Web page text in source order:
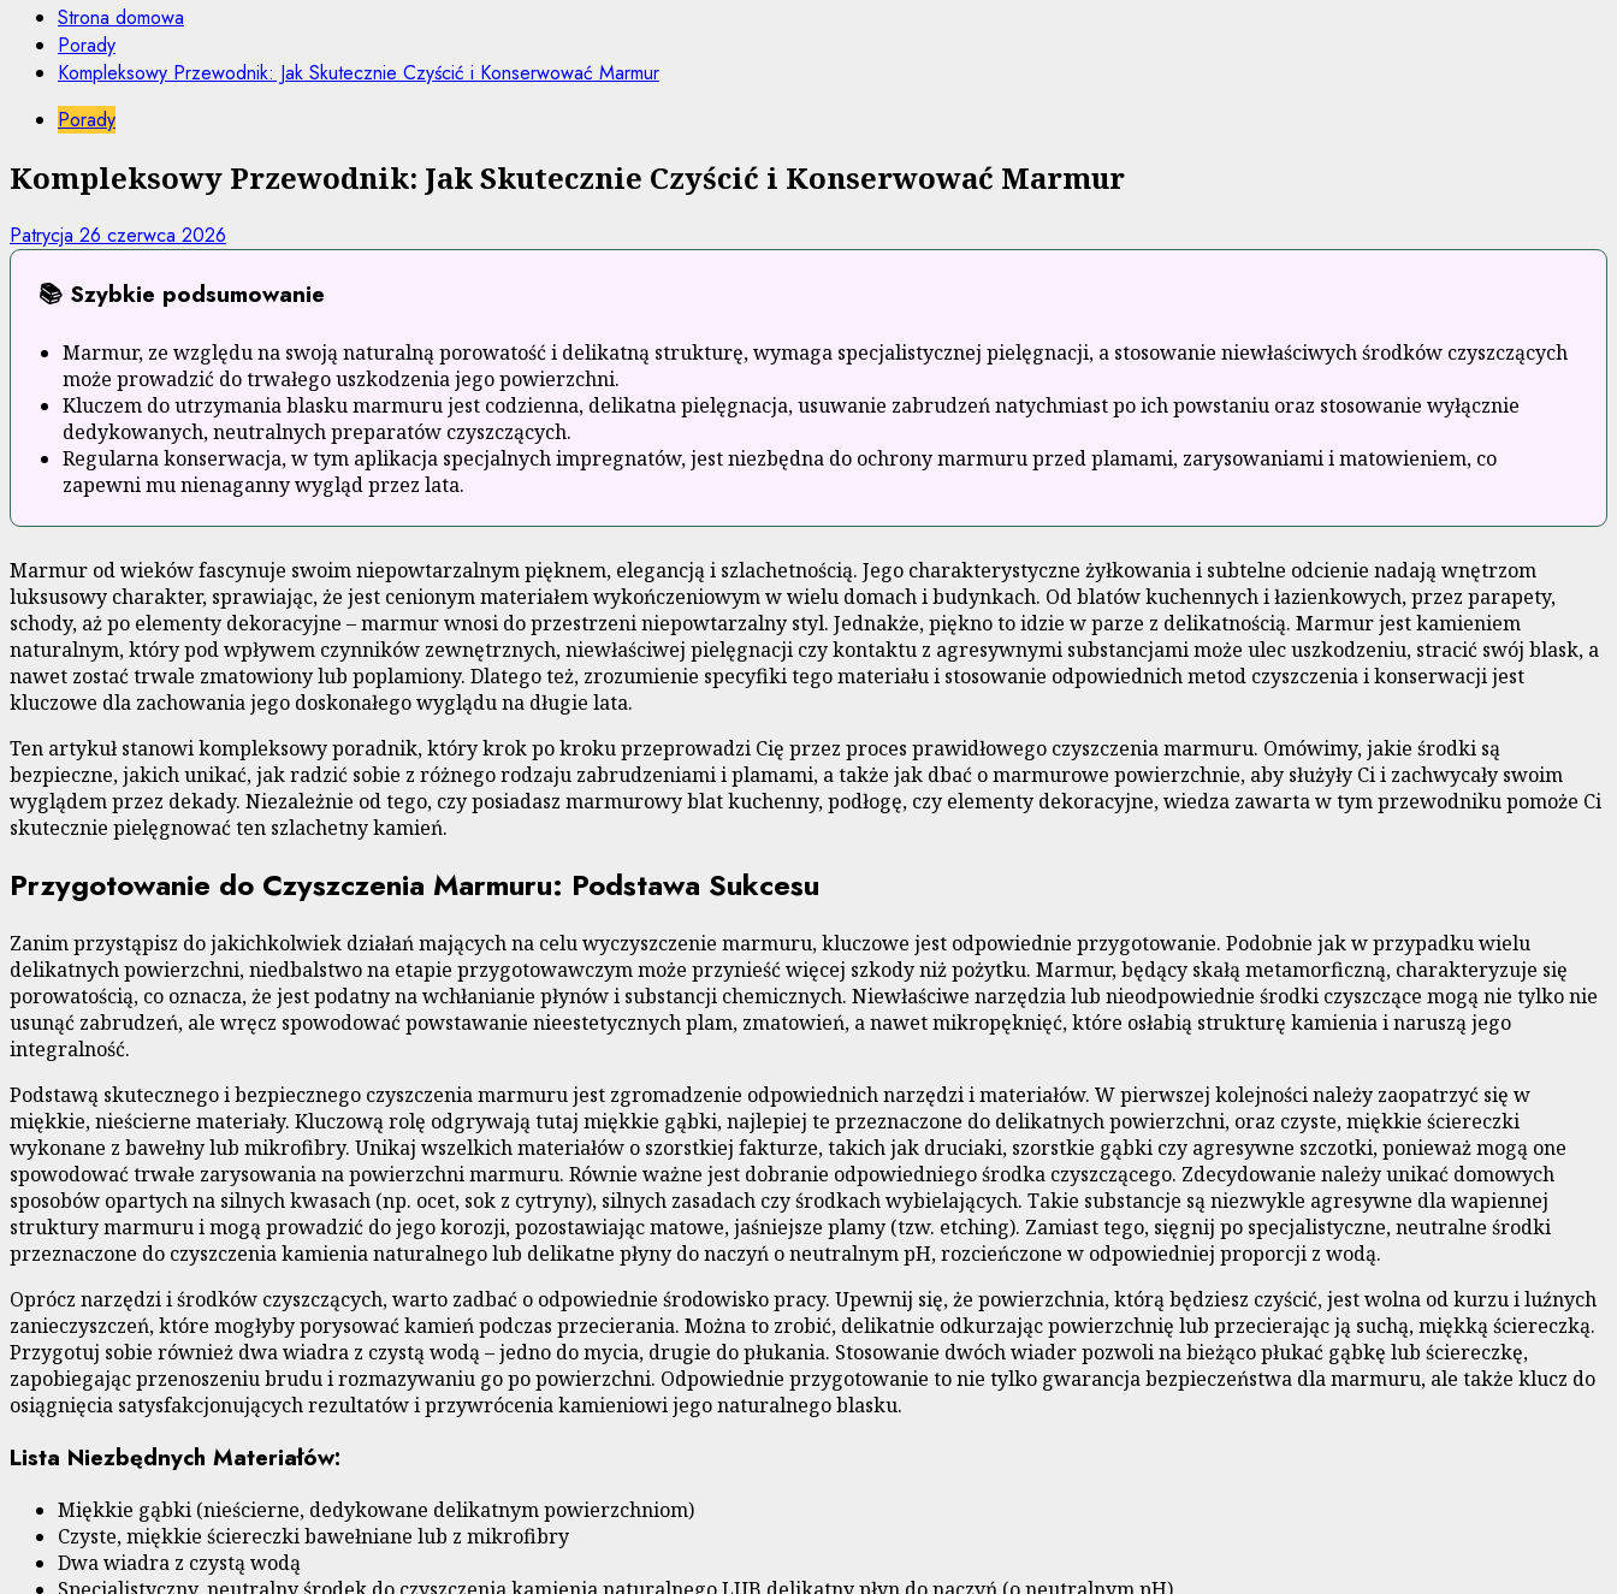
Strona domowa
Porady
Kompleksowy Przewodnik: Jak Skutecznie Czyścić i Konserwować Marmur
Porady
Kompleksowy Przewodnik: Jak Skutecznie Czyścić i Konserwować Marmur
Patrycja 26 czerwca 2026
📚 Szybkie podsumowanie
Marmur, ze względu na swoją naturalną porowatość i delikatną strukturę, wymaga specjalistycznej pielęgnacji, a stosowanie niewłaściwych środków czyszczących
może prowadzić do trwałego uszkodzenia jego powierzchni.
Kluczem do utrzymania blasku marmuru jest codzienna, delikatna pielęgnacja, usuwanie zabrudzeń natychmiast po ich powstaniu oraz stosowanie wyłącznie
dedykowanych, neutralnych preparatów czyszczących.
Regularna konserwacja, w tym aplikacja specjalnych impregnatów, jest niezbędna do ochrony marmuru przed plamami, zarysowaniami i matowieniem, co
zapewni mu nienaganny wygląd przez lata.
Marmur od wieków fascynuje swoim niepowtarzalnym pięknem, elegancją i szlachetnością. Jego charakterystyczne żyłkowania i subtelne odcienie nadają wnętrzom
luksusowy charakter, sprawiając, że jest cenionym materiałem wykończeniowym w wielu domach i budynkach. Od blatów kuchennych i łazienkowych, przez parapety,
schody, aż po elementy dekoracyjne – marmur wnosi do przestrzeni niepowtarzalny styl. Jednakże, piękno to idzie w parze z delikatnością. Marmur jest kamieniem
naturalnym, który pod wpływem czynników zewnętrznych, niewłaściwej pielęgnacji czy kontaktu z agresywnymi substancjami może ulec uszkodzeniu, stracić swój blask, a
nawet zostać trwale zmatowiony lub poplamiony. Dlatego też, zrozumienie specyfiki tego materiału i stosowanie odpowiednich metod czyszczenia i konserwacji jest
kluczowe dla zachowania jego doskonałego wyglądu na długie lata.
Ten artykuł stanowi kompleksowy poradnik, który krok po kroku przeprowadzi Cię przez proces prawidłowego czyszczenia marmuru. Omówimy, jakie środki są
bezpieczne, jakich unikać, jak radzić sobie z różnego rodzaju zabrudzeniami i plamami, a także jak dbać o marmurowe powierzchnie, aby służyły Ci i zachwycały swoim
wyglądem przez dekady. Niezależnie od tego, czy posiadasz marmurowy blat kuchenny, podłogę, czy elementy dekoracyjne, wiedza zawarta w tym przewodniku pomoże Ci
skutecznie pielęgnować ten szlachetny kamień.
Przygotowanie do Czyszczenia Marmuru: Podstawa Sukcesu
Zanim przystąpisz do jakichkolwiek działań mających na celu wyczyszczenie marmuru, kluczowe jest odpowiednie przygotowanie. Podobnie jak w przypadku wielu
delikatnych powierzchni, niedbalstwo na etapie przygotowawczym może przynieść więcej szkody niż pożytku. Marmur, będący skałą metamorficzną, charakteryzuje się
porowatością, co oznacza, że jest podatny na wchłanianie płynów i substancji chemicznych. Niewłaściwe narzędzia lub nieodpowiednie środki czyszczące mogą nie tylko nie
usunąć zabrudzeń, ale wręcz spowodować powstawanie nieestetycznych plam, zmatowień, a nawet mikropęknięć, które osłabią strukturę kamienia i naruszą jego
integralność.
Podstawą skutecznego i bezpiecznego czyszczenia marmuru jest zgromadzenie odpowiednich narzędzi i materiałów. W pierwszej kolejności należy zaopatrzyć się w
miękkie, nieścierne materiały. Kluczową rolę odgrywają tutaj miękkie gąbki, najlepiej te przeznaczone do delikatnych powierzchni, oraz czyste, miękkie ściereczki
wykonane z bawełny lub mikrofibry. Unikaj wszelkich materiałów o szorstkiej fakturze, takich jak druciaki, szorstkie gąbki czy agresywne szczotki, ponieważ mogą one
spowodować trwałe zarysowania na powierzchni marmuru. Równie ważne jest dobranie odpowiedniego środka czyszczącego. Zdecydowanie należy unikać domowych
sposobów opartych na silnych kwasach (np. ocet, sok z cytryny), silnych zasadach czy środkach wybielających. Takie substancje są niezwykle agresywne dla wapiennej
struktury marmuru i mogą prowadzić do jego korozji, pozostawiając matowe, jaśniejsze plamy (tzw. etching). Zamiast tego, sięgnij po specjalistyczne, neutralne środki
przeznaczone do czyszczenia kamienia naturalnego lub delikatne płyny do naczyń o neutralnym pH, rozcieńczone w odpowiedniej proporcji z wodą.
Oprócz narzędzi i środków czyszczących, warto zadbać o odpowiednie środowisko pracy. Upewnij się, że powierzchnia, którą będziesz czyścić, jest wolna od kurzu i luźnych
zanieczyszczeń, które mogłyby porysować kamień podczas przecierania. Można to zrobić, delikatnie odkurzając powierzchnię lub przecierając ją suchą, miękką ściereczką.
Przygotuj sobie również dwa wiadra z czystą wodą – jedno do mycia, drugie do płukania. Stosowanie dwóch wiader pozwoli na bieżąco płukać gąbkę lub ściereczkę,
zapobiegając przenoszeniu brudu i rozmazywaniu go po powierzchni. Odpowiednie przygotowanie to nie tylko gwarancja bezpieczeństwa dla marmuru, ale także klucz do
osiągnięcia satysfakcjonujących rezultatów i przywrócenia kamieniowi jego naturalnego blasku.
Lista Niezbędnych Materiałów:
Miękkie gąbki (nieścierne, dedykowane delikatnym powierzchniom)
Czyste, miękkie ściereczki bawełniane lub z mikrofibry
Dwa wiadra z czystą wodą